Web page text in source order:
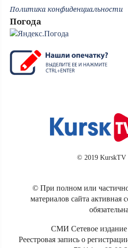
Политика конфиденциальности
Погода
© 2019 KurskTV
© При полном или
материалов сайта активная
СМИ Сетевое издание
Реестровая запись о